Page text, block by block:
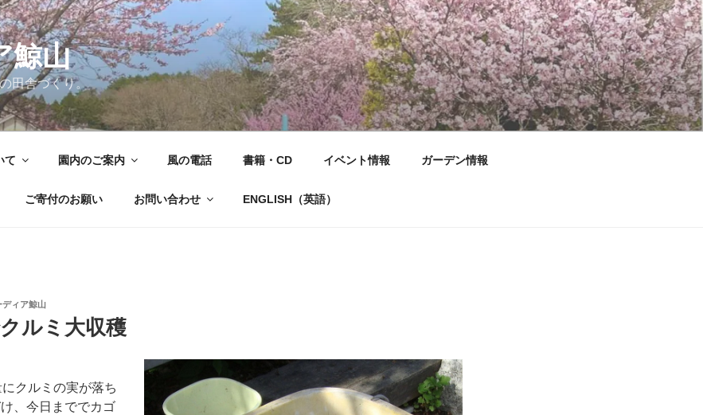
鯨山
田舎づくり。
て 園内のご案内 風の電話 書籍・CD イベント情報 ガーデン情報
ご寄付のお願い お問い合わせ ENGLISH（英語）
ディア鯨山
ルミ大収穫
クルミの実が落ち
、今日まででカゴ